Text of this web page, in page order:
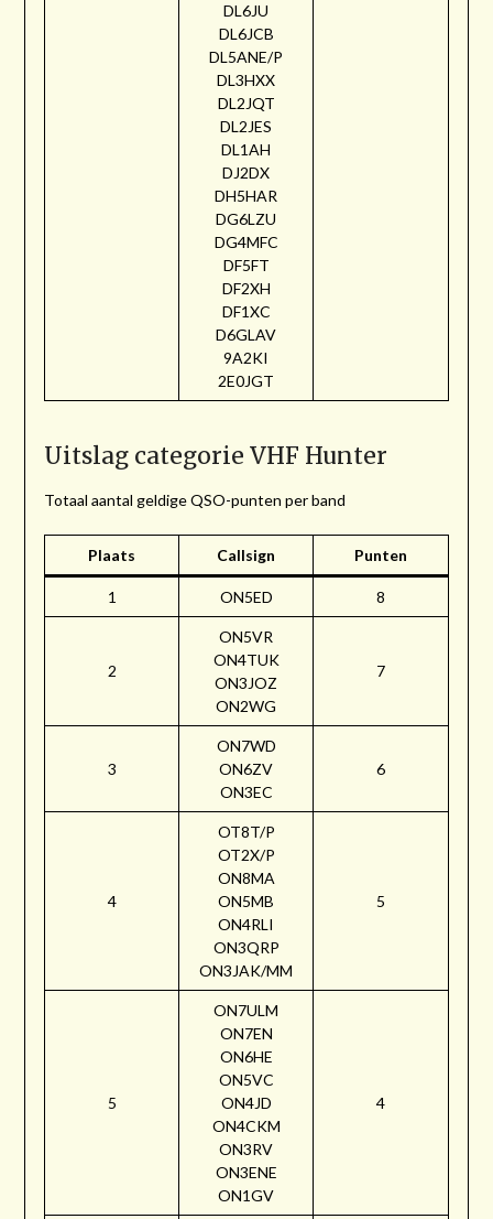
DL6JU
DL6JCB
DL5ANE/P
DL3HXX
DL2JQT
DL2JES
DL1AH
DJ2DX
DH5HAR
DG6LZU
DG4MFC
DF5FT
DF2XH
DF1XC
D6GLAV
9A2KI
2E0JGT
Uitslag categorie VHF Hunter
Totaal aantal geldige QSO-punten per band
Plaats Callsign Punten
1 ON5ED 8
2
ON5VR
ON4TUK
ON3JOZ
ON2WG
7
3
ON7WD
ON6ZV
ON3EC
6
4
OT8T/P
OT2X/P
ON8MA
ON5MB
ON4RLI
ON3QRP
ON3JAK/MM
5
5
ON7ULM
ON7EN
ON6HE
ON5VC
ON4JD
ON4CKM
ON3RV
ON3ENE
ON1GV
4